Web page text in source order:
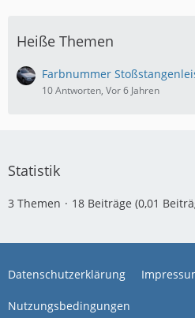
Heiße Themen
Farbnummer
10 Antworten, Vor 6 Jahren
Statistik
3 Themen 18 Beiträge (0,01
Datenschutzerklärung
Nutzungsbedingungen